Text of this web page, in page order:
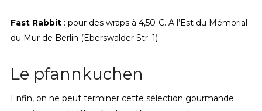
Fast Rabbit : pour des wraps à 4,50 €. A l’Est du Mémorial
du Mur de Berlin (Eberswalder Str. 1)
Le pfannkuchen
Enfin, on ne peut terminer cette sélection gourmande